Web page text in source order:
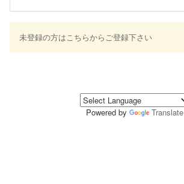
未登録の方はこちらからご登録下さい
Powered by Translate